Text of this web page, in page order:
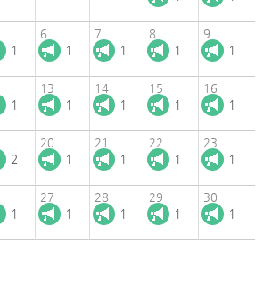
1
6
1
7
1
8
1
9
1
1
13
1
14
1
15
1
16
1
2
20
1
21
1
22
1
23
1
1
27
1
28
1
29
1
30
1